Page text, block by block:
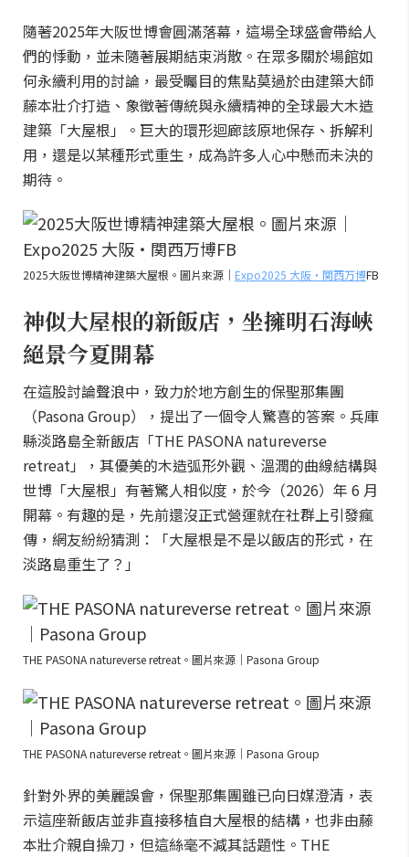
隨著2025年大阪世博會圓滿落幕，這場全球盛會帶給人
們的悸動，並未隨著展期結束消散。在眾多關於場館如
何永續利用的討論，最受矚目的焦點莫過於由建築大師
藤本壯介打造、象徵著傳統與永續精神的全球最大木造
建築「大屋根」。巨大的環形迴廊該原地保存、拆解利
用，還是以某種形式重生，成為許多人心中懸而未決的
期待。
2025大阪世博精神建築大屋根。圖片來源｜ Expo2025 大阪・関西万博FB
神似大屋根的新飯店，坐擁明石海峽
絕景今夏開幕
在這股討論聲浪中，致力於地方創生的保聖那集團
（Pasona Group），提出了一個令人驚喜的答案。兵庫
縣淡路島全新飯店「THE PASONA natureverse
retreat」，其優美的木造弧形外觀、溫潤的曲線結構與
世博「大屋根」有著驚人相似度，於今（2026）年 6 月
開幕。有趣的是，先前還沒正式營運就在社群上引發瘋
傳，網友紛紛猜測：「大屋根是不是以飯店的形式，在
淡路島重生了？」
THE PASONA natureverse retreat。圖片來源｜Pasona Group
THE PASONA natureverse retreat。圖片來源｜Pasona Group
針對外界的美麗誤會，保聖那集團雖已向日媒澄清，表
示這座新飯店並非直接移植自大屋根的結構，也非由藤
本壯介親自操刀，但這絲毫不減其話題性。THE